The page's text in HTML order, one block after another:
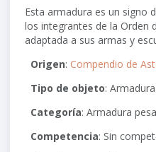
Esta armadura es un signo
los integrantes de la Orden
adaptada a sus armas y
Origen: Compendio de
Tipo de objeto:
Categoría: Armadura
Competencia: Sin